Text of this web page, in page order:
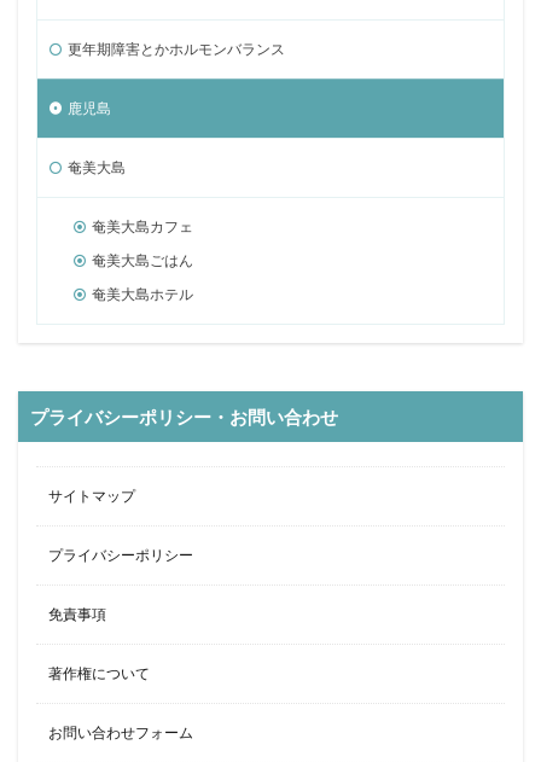
更年期障害とかホルモンバランス
鹿児島
奄美大島
奄美大島カフェ
奄美大島ごはん
奄美大島ホテル
プライバシーポリシー・お問い合わせ
サイトマップ
プライバシーポリシー
免責事項
著作権について
お問い合わせフォーム